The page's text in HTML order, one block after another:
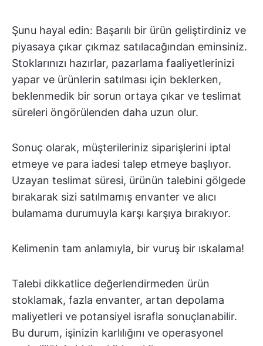
Şunu hayal edin: Başarılı bir ürün geliştirdiniz ve
piyasaya çıkar çıkmaz satılacağından eminsiniz.
Stoklarınızı hazırlar, pazarlama faaliyetlerinizi
yapar ve ürünlerin satılması için beklerken,
beklenmedik bir sorun ortaya çıkar ve teslimat
süreleri öngörülenden daha uzun olur.
Sonuç olarak, müşterileriniz siparişlerini iptal
etmeye ve para iadesi talep etmeye başlıyor.
Uzayan teslimat süresi, ürünün talebini gölgede
bırakarak sizi satılmamış envanter ve alıcı
bulamama durumuyla karşı karşıya bırakıyor.
Kelimenin tam anlamıyla, bir vuruş bir ıskalama!
Talebi dikkatlice değerlendirmeden ürün
stoklamak, fazla envanter, artan depolama
maliyetleri ve potansiyel israfla sonuçlanabilir.
Bu durum, işinizin karlılığını ve operasyonel